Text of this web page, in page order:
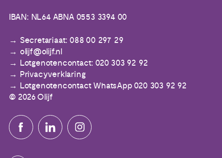
IBAN: NL64 ABNA 0553 3394 00
Secretariaat: 088 00 297 29
olijf@olijf.nl
Lotgenotencontact: 020 303 92 92
Privacyverklaring
Lotgenotencontact WhatsApp 020 303 92 92
© 2026 Olijf